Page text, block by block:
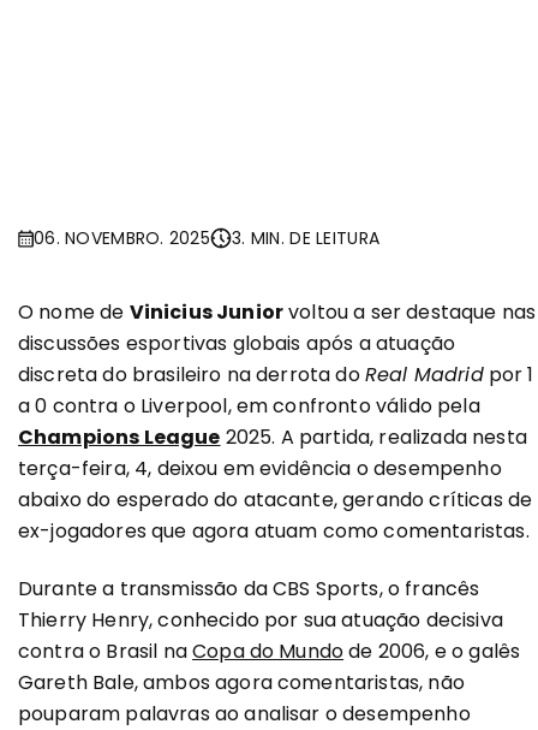
06. NOVEMBRO. 2025 3. MIN. DE LEITURA
O nome de Vinicius Juniorvoltou a ser destaque nas
discussões esportivas globais após a atuação
discreta do brasileiro na derrota doReal Madridpor 1
a 0 contra o Liverpool, em confronto válido pela
Champions League 2025. A partida, realizada nesta
terça-feira, 4, deixou em evidência o desempenho
abaixo do esperado do atacante, gerando críticas de
ex-jogadores que agora atuam como comentaristas.
Durante a transmissão da CBS Sports, o francês
Thierry Henry, conhecido por sua atuação decisiva
contra o Brasil naCopa do Mundode 2006, e o galês
Gareth Bale, ambos agora comentaristas, não
pouparam palavras ao analisar o desempenho